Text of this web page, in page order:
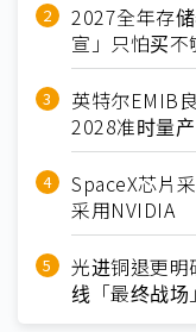
2027全年存
宣」只怕买不
英特尔EMIB
2028准时量产
SpaceX芯片
采用NVIDIA
光进铜退更
线「最终战场」